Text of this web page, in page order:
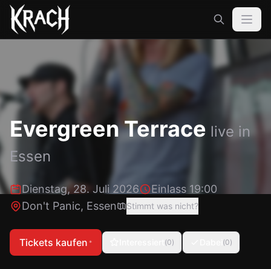
Evergreen Terrace live in
Essen
Dienstag, 28. Juli 2026
Einlass 19:00
Don't Panic, Essen Stimmt was nicht?
Tickets kaufen * (0) (0)